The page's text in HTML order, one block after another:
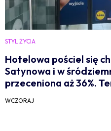
STYL ŻYCIA
Hotelowa pościel się
Satynowa i w
przeceniona aż 36%.
WCZORAJ